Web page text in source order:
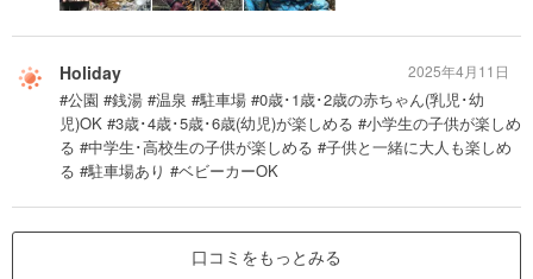
Holiday
#公園 #銭湯 #温泉 #駐車場 #0歳･1歳･2歳の赤ちゃん(乳児･幼
児)OK #3歳･4歳･5歳･6歳(幼児)が楽しめる #小学生の子供が楽しめ
る #中学生･高校生の子供が楽しめる #子供と一緒に大人も楽しめ
る #駐車場あり #ベビーカーOK
2025年4月11日
口コミをもっとみる